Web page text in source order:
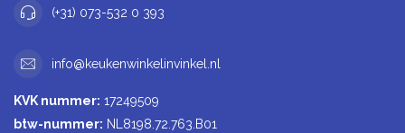
(+31) 073-532 0 393
info@keukenwinkelinvinkel.nl
KVK nummer: 17249509
btw-nummer: NL8198.72.763.B01